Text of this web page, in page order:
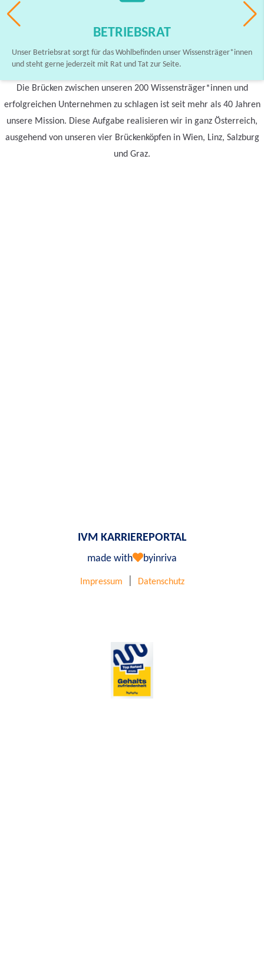
BETRIEBSRAT
Unser Betriebsrat sorgt für das Wohlbefinden unser Wissensträger*innen
und steht gerne jederzeit mit Rat und Tat zur Seite.
Die Brücken zwischen unseren 200 Wissensträger*innen und
erfolgreichen Unternehmen zu schlagen ist seit mehr als 40 Jahren
unsere Mission. Diese Aufgabe realisieren wir in ganz Österreich,
ausgehend von unseren vier Brückenköpfen in Wien, Linz, Salzburg
und Graz.
IVM KARRIEREPORTAL
made with byinriva
Impressum Datenschutz